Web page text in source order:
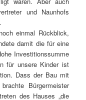
und Naunhofs
einmal Rückblick,
damit die für eine
Investitionssumme
für unsere Kinder ist
Dass der Bau mit
Bürgermeister
des Hauses „die